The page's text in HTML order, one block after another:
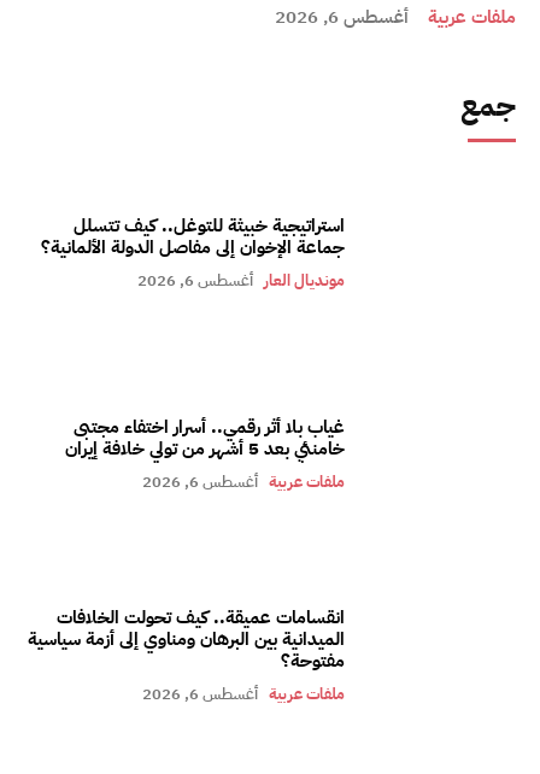
ملفات عربية أغسطس 6, 2026
جمع
استراتيجية خبيثة للتوغل.. كيف تتسلل
جماعة الإخوان إلى مفاصل الدولة الألمانية؟
مونديال العار أغسطس 6, 2026
غياب بلا أثر رقمي.. أسرار اختفاء مجتبى
خامنئي بعد 5 أشهر من تولي خلافة إيران
ملفات عربية أغسطس 6, 2026
انقسامات عميقة.. كيف تحولت الخلافات
الميدانية بين البرهان ومناوي إلى أزمة سياسية
مفتوحة؟
ملفات عربية أغسطس 6, 2026